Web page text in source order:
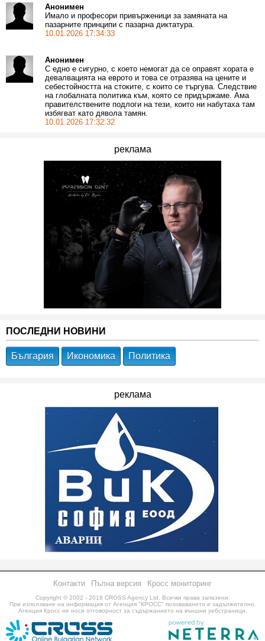
Анонимен
Имало и професори привърженици за замяната на
пазарните принципи с пазарна диктатура.
10.01.2026 17:34:33
Анонимен
С едно е сигурно, с което немогат да се оправят хората е
девалвацията на еврото и това се отразява на цените и
себестойността на стоките, с които се търгува. Следствие
на глобалната политика към, която се придържаме. Ама
правителствените подлоги на тези, които ни набутаха там
избягват като дявола тамян.
10.01.2026 17:32:32
реклама
ПОСЛЕДНИ НОВИНИ
България Икономика Политика
реклама
Контакти Пълна версия Кросс мониторинг
Copyright © 2002 - 2018 CROSS Agency Ltd.
Всички права запазени.
При използване на информация от Агенция "КРОСС" позоваването е задължително.
Агенция Кросс не носи отговорност за съдържанието на външни уебстраници.